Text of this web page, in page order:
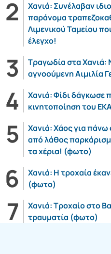
Χανιά: Συνέλαβαν
παράνομα
Λιμενικού Ταμείου
έλεγχο!
Τραγωδία στα Χανιά:
αγνοούμενη Αιμιλία
Χανιά: Φίδι δάγκωσε
κινητοποίηση του
Χανιά: Χάος για
από λάθος
τα χέρια! (φωτο)
Χανιά: Η τροχαία
(φωτο)
Χανιά: Τροχαίο στο
τραυματία (φωτο)